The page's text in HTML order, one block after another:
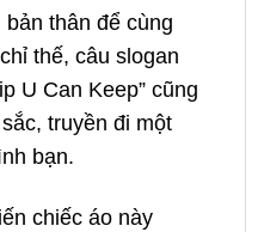
thân để cùng
thế, câu slogan
U Can Keep” cũng
truyền đi một
bạn.
chiếc áo này